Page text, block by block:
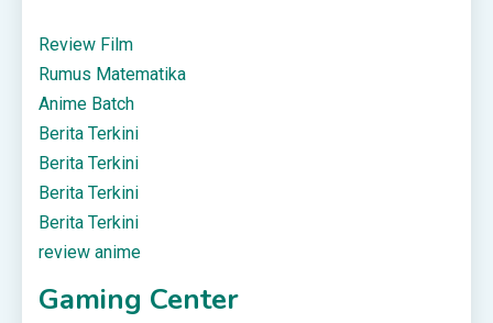
Review Film
Rumus Matematika
Anime Batch
Berita Terkini
Berita Terkini
Berita Terkini
Berita Terkini
review anime
Gaming Center